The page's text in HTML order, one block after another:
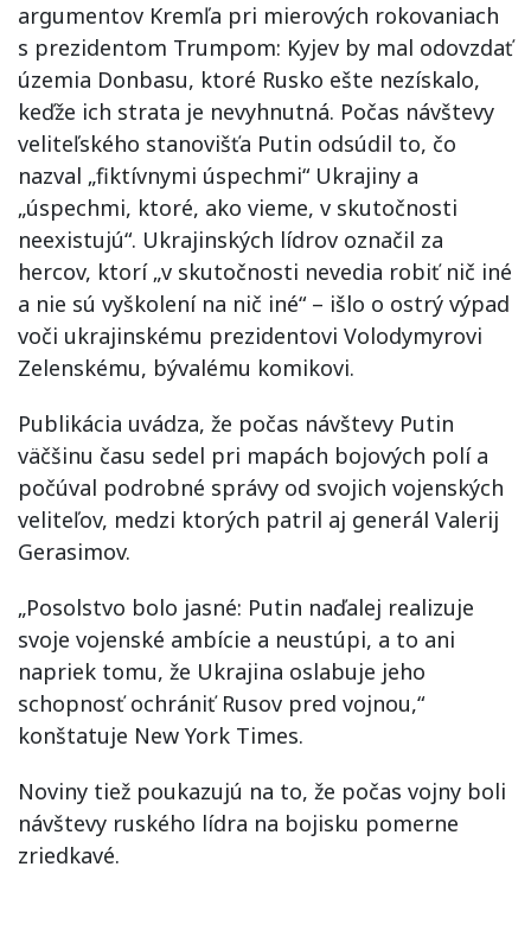
argumentov Kremľa pri mierových rokovaniach
s prezidentom Trumpom: Kyjev by mal odovzdať
územia Donbasu, ktoré Rusko ešte nezískalo,
keďže ich strata je nevyhnutná. Počas návštevy
veliteľského stanovišťa Putin odsúdil to, čo
nazval „fiktívnymi úspechmi“ Ukrajiny a
„úspechmi, ktoré, ako vieme, v skutočnosti
neexistujú“. Ukrajinských lídrov označil za
hercov, ktorí „v skutočnosti nevedia robiť nič iné
a nie sú vyškolení na nič iné“ – išlo o ostrý výpad
voči ukrajinskému prezidentovi Volodymyrovi
Zelenskému, bývalému komikovi.
Publikácia uvádza, že počas návštevy Putin
väčšinu času sedel pri mapách bojových polí a
počúval podrobné správy od svojich vojenských
veliteľov, medzi ktorých patril aj generál Valerij
Gerasimov.
„Posolstvo bolo jasné: Putin naďalej realizuje
svoje vojenské ambície a neustúpi, a to ani
napriek tomu, že Ukrajina oslabuje jeho
schopnosť ochrániť Rusov pred vojnou,“
konštatuje New York Times.
Noviny tiež poukazujú na to, že počas vojny boli
návštevy ruského lídra na bojisku pomerne
zriedkavé.